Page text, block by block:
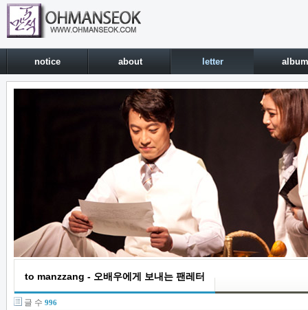
notice about letter album
to manzzang - 오배우에게 보내는 팬레터
글 수 996